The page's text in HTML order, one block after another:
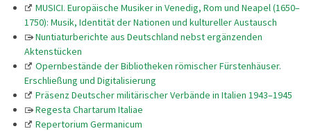
MUSICI. Europäische Musiker in Venedig, Rom und Neapel (1650–
1750): Musik, Identität der Nationen und kultureller Austausch
Nuntiaturberichte aus Deutschland nebst ergänzenden
Aktenstücken
Opernbestände der Bibliotheken römischer Fürstenhäuser.
Erschließung und Digitalisierung
Präsenz Deutscher militärischer Verbände in Italien 1943–1945
Regesta Chartarum Italiae
Repertorium Germanicum